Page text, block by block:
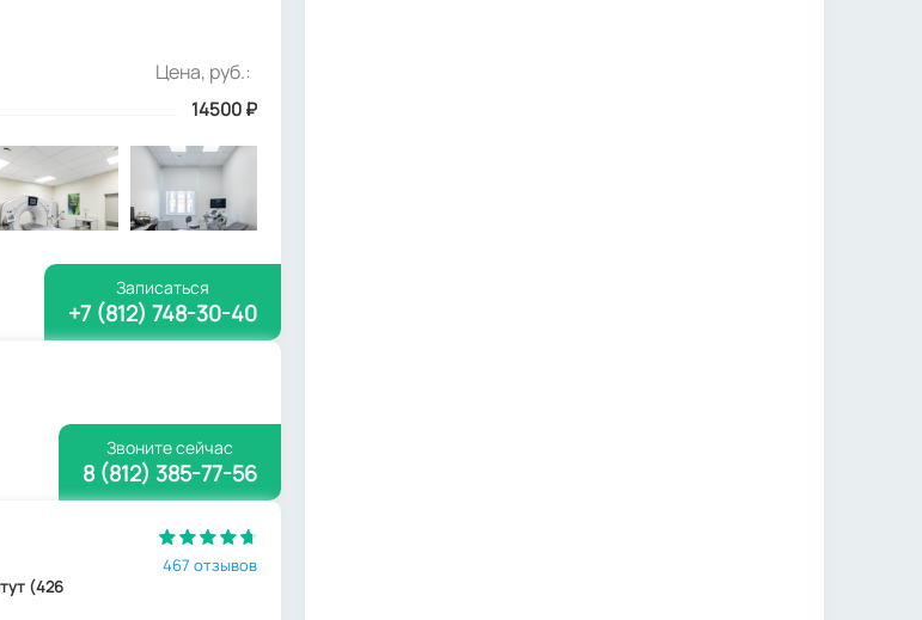
Цена, руб.:
14500₽
Записаться
+7 (812) 748-30-40
Звоните сейчас
8 (812) 385-77-56
(426
467 отзывов